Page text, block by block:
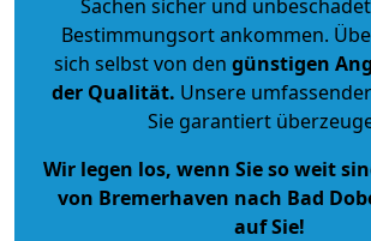
Sachen sicher und
Bestimmungsort ankommen.
sich selbst von den günstigen
der Qualität. Unsere
Sie garantiert
Wir legen los, wenn Sie so weit
von Bremerhaven nach Bad
auf Sie!